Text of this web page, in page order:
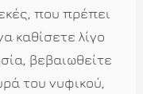
που πρέπει
καθίσετε λίγο
βεβαιωθείτε
του νυφικού,